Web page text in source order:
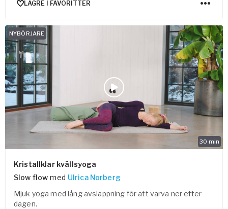
LAGRE I FAVORITTER
30 min
NYBÖRJARE
Kristallklar kvällsyoga
Slow flow med Ulrica Norberg
Mjuk yoga med lång avslappning för att varva ner efter
dagen.